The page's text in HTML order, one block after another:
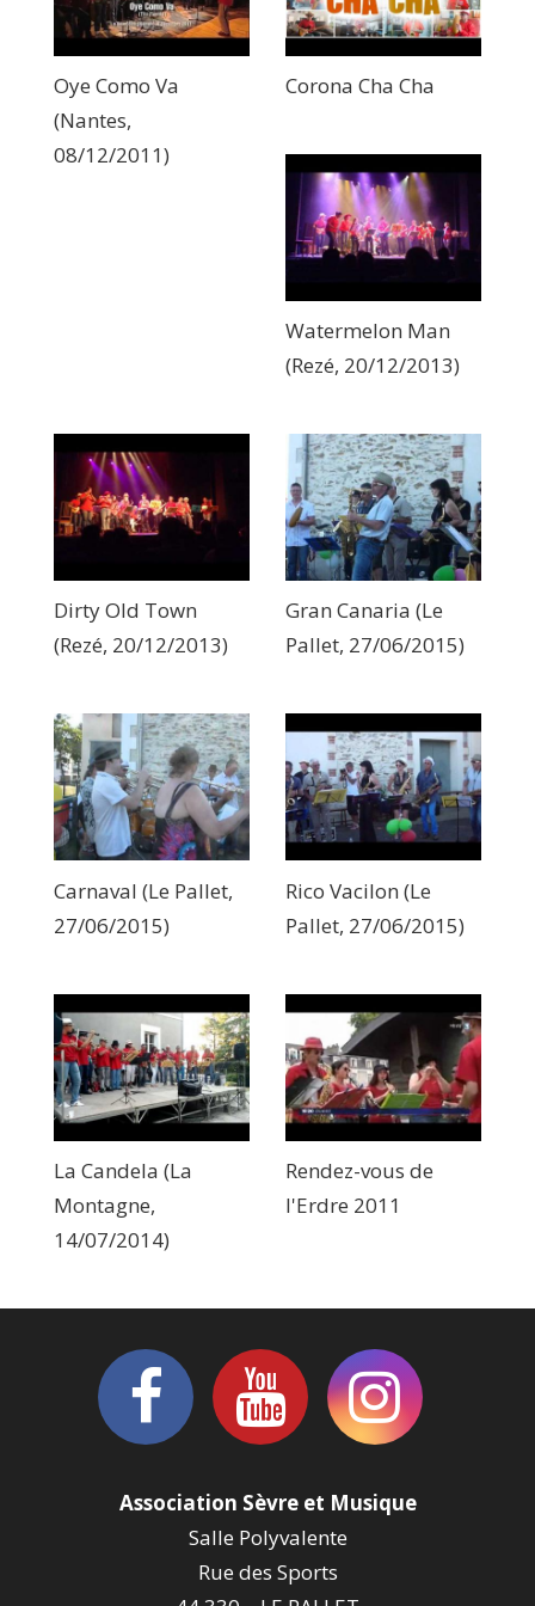
Oye Como Va
(Nantes,
08/12/2011)
Corona Cha Cha
Watermelon Man
(Rezé, 20/12/2013)
Dirty Old Town
(Rezé, 20/12/2013)
Gran Canaria (Le
Pallet, 27/06/2015)
Carnaval (Le Pallet,
27/06/2015)
Rico Vacilon (Le
Pallet, 27/06/2015)
La Candela (La
Montagne,
14/07/2014)
Rendez-vous de
l'Erdre 2011
Association Sèvre et Musique
Salle Polyvalente
Rue des Sports